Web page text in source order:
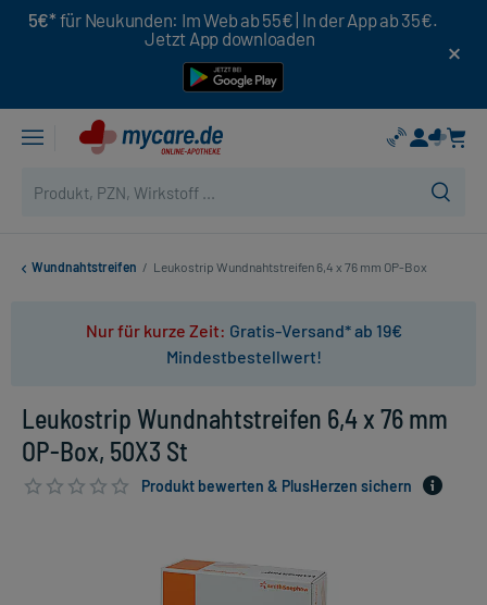
5€* für Neukunden: Im Web ab 55€ | In der App ab 35€.
Jetzt App downloaden
Wundnahtstreifen / Leukostrip Wundnahtstreifen 6,4 x 76 mm OP-Box
Nur für kurze Zeit: Gratis-Versand* ab 19€
Mindestbestellwert!
Leukostrip Wundnahtstreifen 6,4 x 76 mm
OP-Box, 50X3 St
Produkt bewerten & PlusHerzen sichern